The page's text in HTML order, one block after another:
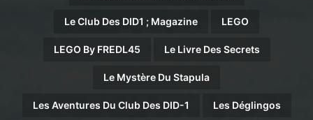
Le Club Des DID1 ; Magazine LEGO
LEGO By FREDL45 Le Livre Des Secrets
Le Mystère Du Stapula
Les Aventures Du Club Des DID-1 Les Déglingos